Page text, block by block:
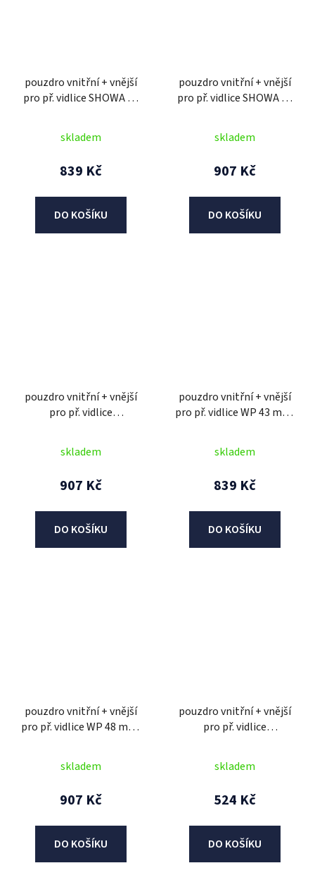
pouzdro vnitřní + vnější
pro př. vidlice SHOWA 48
skladem
839 Kč
DO KOŠÍKU
pouzdro vnitřní + vnější
pro př. vidlice SHOWA 49
skladem
907 Kč
DO KOŠÍKU
pouzdro vnitřní + vnější
pro př. vidlice
skladem
907 Kč
DO KOŠÍKU
pouzdro vnitřní + vnější
pro př. vidlice WP 43 mm,
skladem
839 Kč
DO KOŠÍKU
pouzdro vnitřní + vnější
pro př. vidlice WP 48 mm,
skladem
907 Kč
DO KOŠÍKU
pouzdro vnitřní + vnější
pro př. vidlice
skladem
524 Kč
DO KOŠÍKU